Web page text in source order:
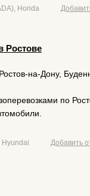
Honda
Ростове
на-Дону,
по
Hyundai Добавить